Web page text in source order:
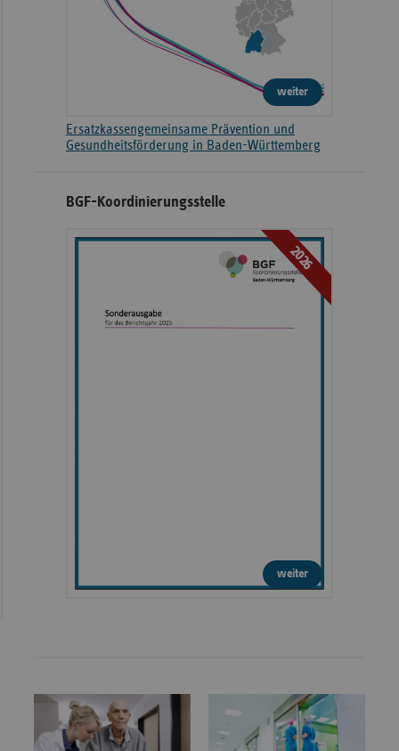
weiter
Ersatzkassengemeinsame Prävention und
Gesundheitsförderung in Baden-Württemberg
BGF-Koordinierungsstelle
2026
weiter